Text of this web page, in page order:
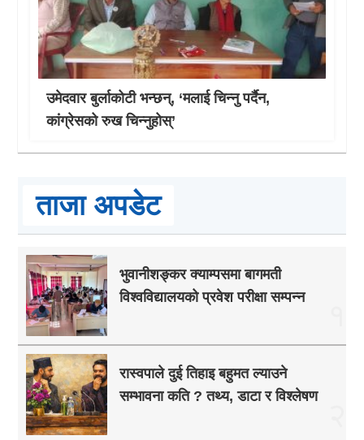
उमेदवार बुर्लाकोटी भन्छन्, ‘मलाई चिन्नु पर्दैन,
कांग्रेसको रुख चिन्नुहोस्’
ताजा अपडेट
भुवानीशङ्कर क्याम्पसमा बागमती
विश्वविद्यालयको प्रवेश परीक्षा सम्पन्न
रास्वपाले दुई तिहाइ बहुमत ल्याउने
सम्भावना कति ? तथ्य, डाटा र विश्लेषण